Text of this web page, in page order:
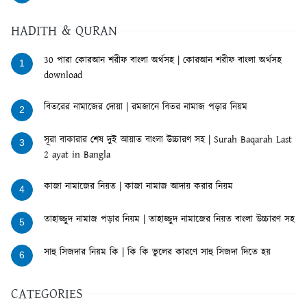
HADITH & QURAN
1
30 পারা কোরআন শরীফ বাংলা অর্থসহ | কোরআন শরীফ বাংলা অর্থসহ
download
2 বিতরের নামাজের দোয়া | রমজানে বিতর নামাজ পড়ার নিয়ম
3
সূরা বাকারার শেষ দুই আয়াত বাংলা উচ্চারণ সহ | Surah Baqarah Last
2 ayat in Bangla
4 কাজা নামাজের নিয়ত | কাজা নামাজ আদায় করার নিয়ম
5 তাহাজ্জুদ নামাজ পড়ার নিয়ম | তাহাজ্জুদ নামাজের নিয়ত বাংলা উচ্চারণ সহ
6 সাহু সিজদার নিয়ম কি | কি কি ভুলের কারণে সাহু সিজদা দিতে হয়
CATEGORIES